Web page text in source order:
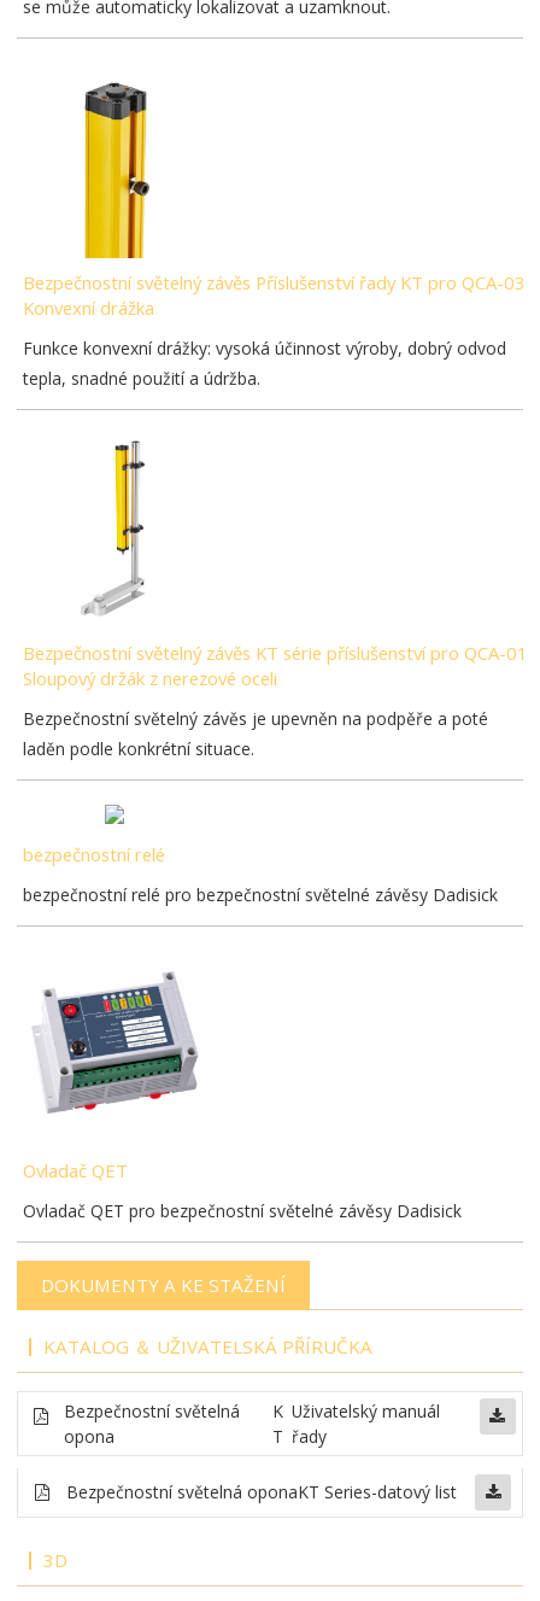
se může automaticky lokalizovat a uzamknout.
Bezpečnostní světelný závěs Příslušenství řady KT pro QCA-03-
Konvexní drážka
Funkce konvexní drážky: vysoká účinnost výroby, dobrý odvod
tepla, snadné použití a údržba.
Bezpečnostní světelný závěs KT série příslušenství pro QCA-01
Sloupový držák z nerezové oceli
Bezpečnostní světelný závěs je upevněn na podpěře a poté
laděn podle konkrétní situace.
bezpečnostní relé
bezpečnostní relé pro bezpečnostní světelné závěsy Dadisick
Ovladač QET
Ovladač QET pro bezpečnostní světelné závěsy Dadisick
DOKUMENTY A KE STAŽENÍ
KATALOG ＆ UŽIVATELSKÁ PŘÍRUČKA
Bezpečnostní světelná
opona
K
T
Uživatelský manuál
řady
Bezpečnostní světelná oponaKT Series-datový list
3D